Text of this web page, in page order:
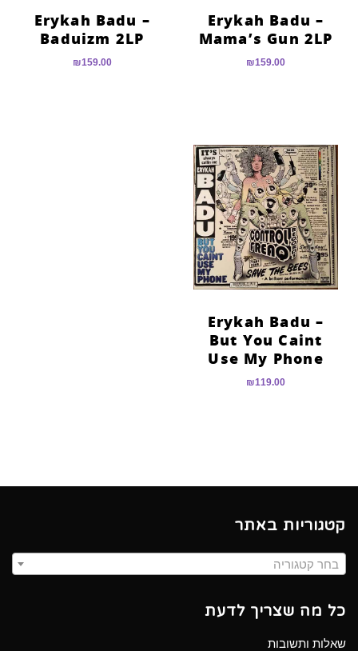
Erykah Badu –
Mama’s Gun 2LP
₪159.00
Erykah Badu –
Baduizm 2LP
₪159.00
Erykah Badu –
But You Caint
Use My Phone
₪119.00
קטגוריות באתר
בחר קטגוריה
כל מה שצריך לדעת
שאלות ותשובות